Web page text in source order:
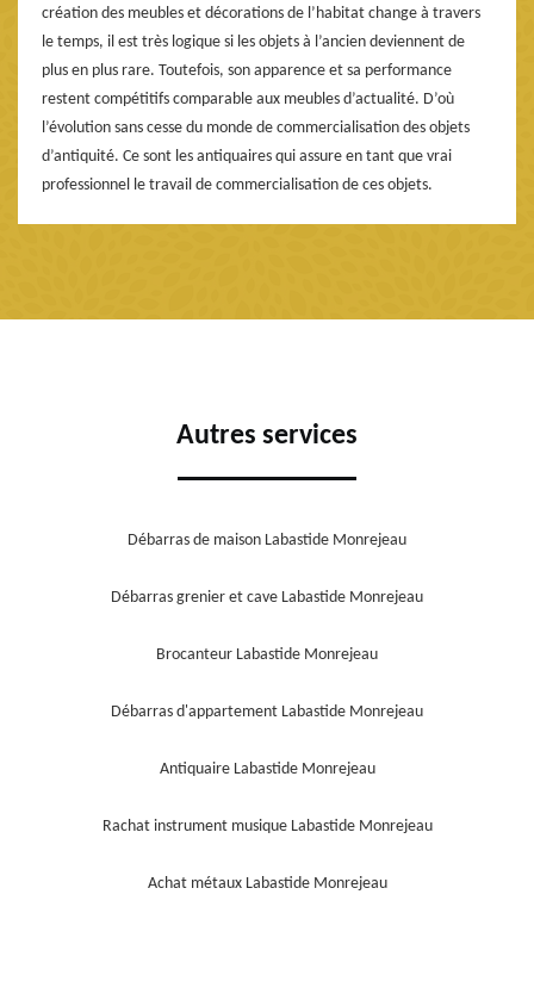
création des meubles et décorations de l’habitat change à travers
le temps, il est très logique si les objets à l’ancien deviennent de
plus en plus rare. Toutefois, son apparence et sa performance
restent compétitifs comparable aux meubles d’actualité. D’où
l’évolution sans cesse du monde de commercialisation des objets
d’antiquité. Ce sont les antiquaires qui assure en tant que vrai
professionnel le travail de commercialisation de ces objets.
Autres services
Débarras de maison Labastide Monrejeau
Débarras grenier et cave Labastide Monrejeau
Brocanteur Labastide Monrejeau
Débarras d'appartement Labastide Monrejeau
Antiquaire Labastide Monrejeau
Rachat instrument musique Labastide Monrejeau
Achat métaux Labastide Monrejeau